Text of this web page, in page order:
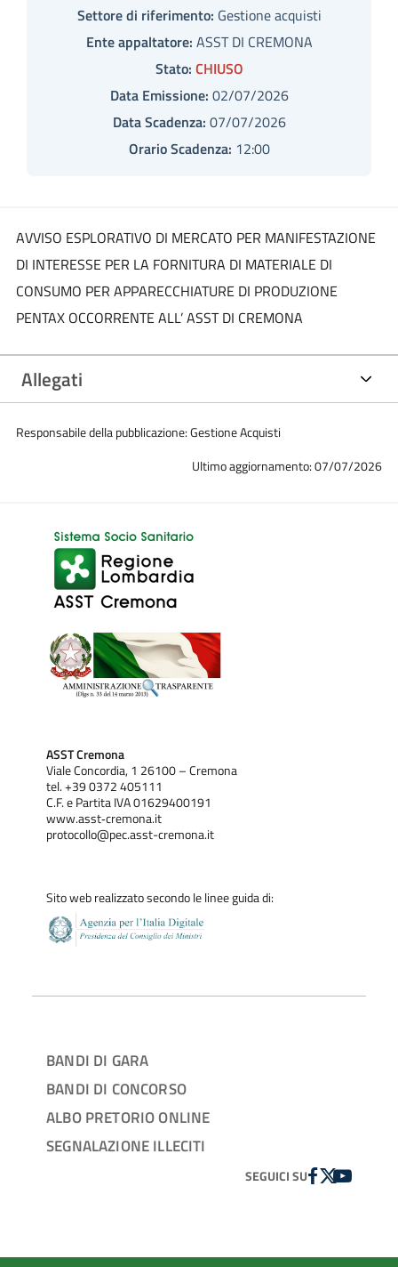
Settore di riferimento: Gestione acquisti
Ente appaltatore: ASST DI CREMONA
Stato: CHIUSO
Data Emissione: 02/07/2026
Data Scadenza: 07/07/2026
Orario Scadenza: 12:00
AVVISO ESPLORATIVO DI MERCATO PER MANIFESTAZIONE
DI INTERESSE PER LA FORNITURA DI MATERIALE DI
CONSUMO PER APPARECCHIATURE DI PRODUZIONE
PENTAX OCCORRENTE ALL’ ASST DI CREMONA
Allegati
Responsabile della pubblicazione: Gestione Acquisti
Ultimo aggiornamento: 07/07/2026
ASST Cremona
Viale Concordia, 1 26100 – Cremona
tel. +39 0372 405111
C.F. e Partita IVA 01629400191
www.asst‐cremona.it
protocollo@pec.asst-cremona.it
Sito web realizzato secondo le linee guida di:
BANDI DI GARA
BANDI DI CONCORSO
ALBO PRETORIO ONLINE
SEGNALAZIONE ILLECITI
SEGUICI SUFACEBOOK
TWITTER
YOUTUBE